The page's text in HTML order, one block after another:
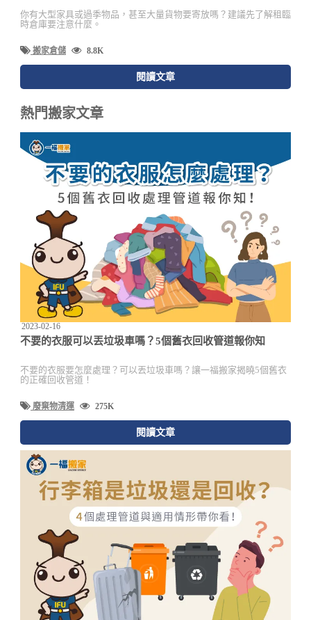
你有大型家具或過季物品，甚至大量貨物要寄放嗎？建議先了解租臨
時倉庫要注意什麼。
搬家倉儲 8.8K
閱讀文章
熱門搬家文章
2023-02-16
不要的衣服可以丟垃圾車嗎？5個舊衣回收管道報你知
不要的衣服要怎麼處理？可以丟垃圾車嗎？讓一福搬家揭曉5個舊衣
的正確回收管道！
廢棄物清運 275K
閱讀文章